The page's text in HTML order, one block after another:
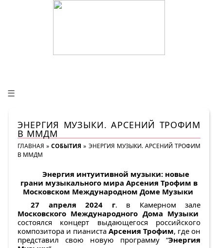
☰
ЭНЕРГИЯ МУЗЫКИ. АРСЕНИЙ ТРОФИМ
В ММДМ
ГЛАВНАЯ »СОБЫТИЯ » ЭНЕРГИЯ МУЗЫКИ. АРСЕНИЙ ТРОФИМ
В ММДМ
Энергия интуитивной музыки: новые
грани музыкального мира Арсения Трофим в
Московском Международном Доме Музыки
27 апреля 2024 г. в Камерном зале
Московского Международного Дома Музыки
состоялся концерт выдающегося российского
композитора и пианиста Арсения Трофим, где он
представил свою новую программу “Энергия